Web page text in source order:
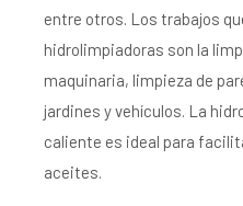
entre otros. Los trabajos
hidrolimpiadoras son la
maquinaria, limpieza de
jardines y vehículos. La
caliente es ideal para
aceites.